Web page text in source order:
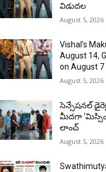
విడుదల
August 5, 2026
Vishal’s
August 14,
on August 7
August 5, 2026
సెన్సేషనల్
మీదగా
లాంచ్
August 5, 2026